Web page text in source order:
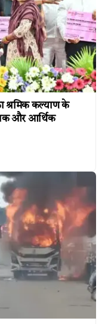
श्रमिक कल्याण के
और आर्थिक